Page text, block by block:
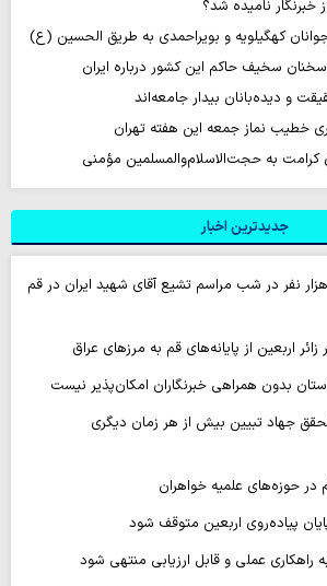
سخیف حاکم این کشور درباره ایران
و دیده‌بانان بیدار جامعه‌اند
خطیب نماز جمعه این هفته تهران
به حجت‌الاسلام‌والمسلمین مؤمنی
جدیدترین اخبار
اسکان بیش از ۷۵۰ هزار نفر در شب مراسم تشیع آقای شهید ایران در قم
بدون همراهی خبرنگاران امکان‌پذیر نیست
جهاد تبیین بیش از هر زمان دیگری
حوزه‌های علمیه خواهران
پیاده‌روی اربعین متوقف شود
راهکاری عملی و قابل ارزیابی منتهی شود